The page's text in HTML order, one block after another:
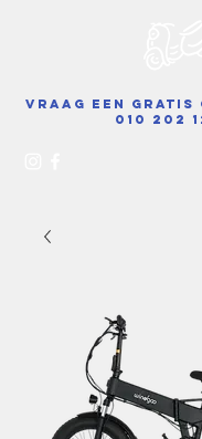
Vraag een
010 202